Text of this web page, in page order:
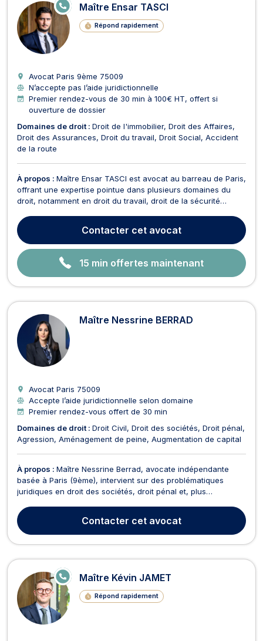
Maître Ensar TASCI
Répond rapidement
E
N
E
Avocat Paris 9ème 75009
N’accepte pas l’aide juridictionnelle
Premier rendez-vous de 30 min à 100€ HT, offert si
ouverture de dossier
Domaines de droit : Droit de l'immobilier Droit des Affaires
Droit des Assurances Droit du travail Droit Social Accident
de la route
À propos : Maître Ensar TASCI est avocat au barreau de Paris,
offrant une expertise pointue dans plusieurs domaines du
droit, notamment en droit du travail, droit de la sécurité
indemnisation des personnes, ainsi qu'en droit des affaires
de manière plus large. En droit du travail, Maîtr...
Contacter cet avocat
15 min offertes maintenant
Maître Nessrine BERRAD
Avocat Paris 75009
Accepte l’aide juridictionnelle selon domaine
Premier rendez-vous offert de 30 min
Domaines de droit : Droit Civil Droit des sociétés Droit pénal
Agression Aménagement de peine Augmentation de capital
À propos : Maître Nessrine Berrad, avocate indépendante
basée à Paris (9ème), intervient sur des problématiques
juridiques en droit des sociétés, droit pénal et, plus
accompagne les dirigeants et entrepreneurs à toutes les
étapes de la vie de leur entreprise, de la création et ...
Contacter cet avocat
Maître Kévin JAMET
Répond rapidement
E
N
LI
E